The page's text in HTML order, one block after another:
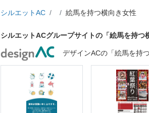
シルエットAC 絵馬を持つ横向き女性
シルエットACグループサイトの「絵馬を持つ
デザインACの「絵馬を持